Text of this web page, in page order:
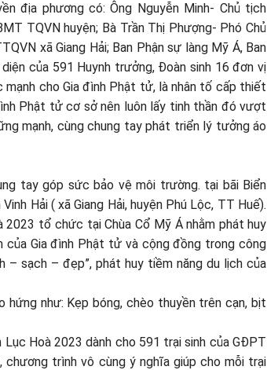
địa phương có: Ông Nguyễn Minh- Chủ tịch
TQVN huyện; Bà Trần Thị Phượng- Phó Chủ
xã Giang Hải; Ban Phận sự làng Mỹ Á, Ban
của 591 Huynh trưởng, Đoàn sinh 16 đơn vị
cho Gia đình Phật tử, là nhân tố cấp thiết
Phật tử cơ sở nên luôn lấy tinh thần đó vượt
mạnh, cùng chung tay phát triển lý tưởng áo
tay góp sức bảo vệ môi trường. tại bãi Biển
Hải ( xã Giang Hải, huyện Phú Lộc, TT Huế).
tổ chức tại Chùa Cổ Mỹ Á nhằm phát huy
Gia đình Phật tử và cộng đồng trong công
– sạch – đẹp”, phát huy tiềm năng du lịch của
hứng như: Kẹp bóng, chèo thuyền trên cạn, bịt
Hoà 2023 dành cho 591 trại sinh của GĐPT
chương trình vô cùng ý nghĩa giúp cho mỗi trại